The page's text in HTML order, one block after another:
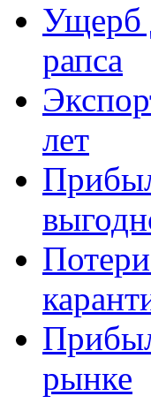
Ущерб
рапса
лет
рынке